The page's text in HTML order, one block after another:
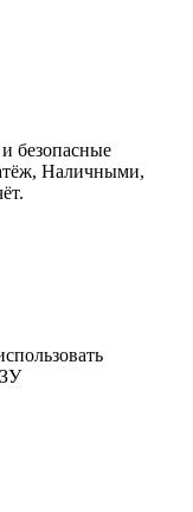
безопасные
Наличными,